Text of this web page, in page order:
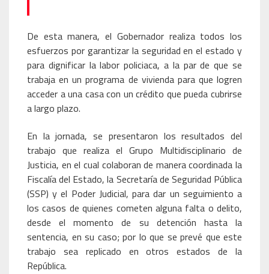
De esta manera, el Gobernador realiza todos los
esfuerzos por garantizar la seguridad en el estado y
para dignificar la labor policiaca, a la par de que se
trabaja en un programa de vivienda para que logren
acceder a una casa con un crédito que pueda cubrirse
a largo plazo.
En la jornada, se presentaron los resultados del
trabajo que realiza el Grupo Multidisciplinario de
Justicia, en el cual colaboran de manera coordinada la
Fiscalía del Estado, la Secretaría de Seguridad Pública
(SSP) y el Poder Judicial, para dar un seguimiento a
los casos de quienes cometen alguna falta o delito,
desde el momento de su detención hasta la
sentencia, en su caso; por lo que se prevé que este
trabajo sea replicado en otros estados de la
República.